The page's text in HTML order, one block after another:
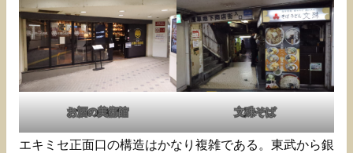
お酒の美術館 文殊そば
エキミセ正面口の構造はかなり複雑である。東武から銀